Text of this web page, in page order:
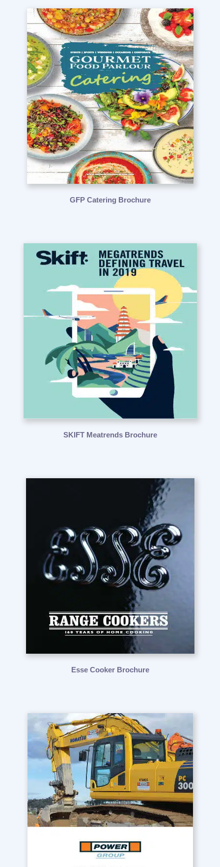
GFP Catering Brochure
SKIFT Meatrends Brochure
Esse Cooker Brochure